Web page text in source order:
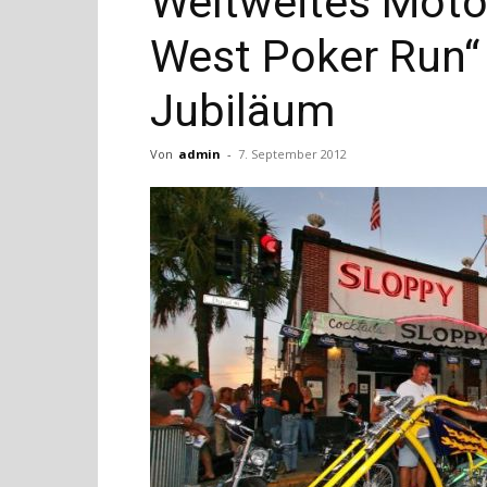
West Poker
Jubiläum
Von admin - 7. September 2012